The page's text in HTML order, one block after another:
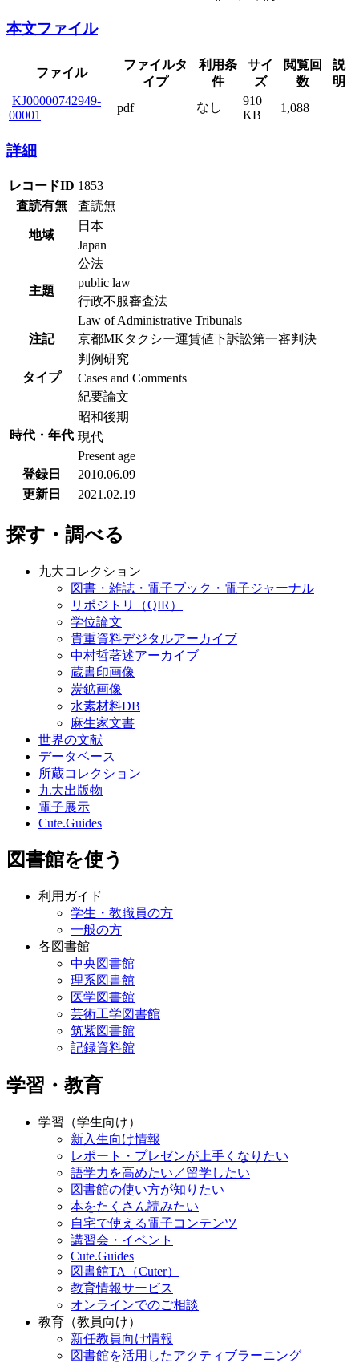
本文ファイル
ファイル
ファイルタ
イプ
利用条
件
サイ
ズ
閲覧回
数
説
明
KJ00000742949-
00001
pdf なし
910
KB
1,088
詳細
レコードID 1853
査読有無
査読無
地域
日本
Japan
主題
公法
public law
行政不服審査法
Law of Administrative Tribunals
注記
京都MKタクシー運賃値下訴訟第一審判決
タイプ
判例研究
Cases and Comments
紀要論文
時代・年代
昭和後期
現代
Present age
登録日
2010.06.09
更新日
2021.02.19
探す・調べる
九大コレクション
図書・雑誌・電子ブック・電子ジャーナル
リポジトリ（QIR）
学位論文
貴重資料デジタルアーカイブ
中村哲著述アーカイブ
蔵書印画像
炭鉱画像
水素材料DB
麻生家文書
世界の文献
データベース
所蔵コレクション
九大出版物
電子展示
Cute.Guides
図書館を使う
利用ガイド
学生・教職員の方
一般の方
各図書館
中央図書館
理系図書館
医学図書館
芸術工学図書館
筑紫図書館
記録資料館
学習・教育
学習（学生向け）
新入生向け情報
レポート・プレゼンが上手くなりたい
語学力を高めたい／留学したい
図書館の使い方が知りたい
本をたくさん読みたい
自宅で使える電子コンテンツ
講習会・イベント
Cute.Guides
図書館TA（Cuter）
教育情報サービス
オンラインでのご相談
教育（教員向け）
新任教員向け情報
図書館を活用したアクティブラーニング